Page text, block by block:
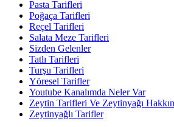
Pasta Tarifleri
Poğaça Tarifleri
Reçel Tarifleri
Salata Meze Tarifleri
Sizden Gelenler
Tatlı Tarifleri
Turşu Tarifleri
Yöresel Tarifler
Youtube Kanalımda Neler Var
Zeytin Tarifleri Ve Zeytinyağı
Zeytinyağlı Tarifler